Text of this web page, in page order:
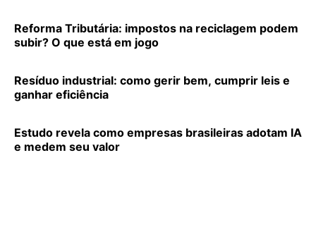
Reforma Tributária: impostos na reciclagem podem
subir? O que está em jogo
Resíduo industrial: como gerir bem, cumprir leis e
ganhar eficiência
Estudo revela como empresas brasileiras adotam IA
e medem seu valor